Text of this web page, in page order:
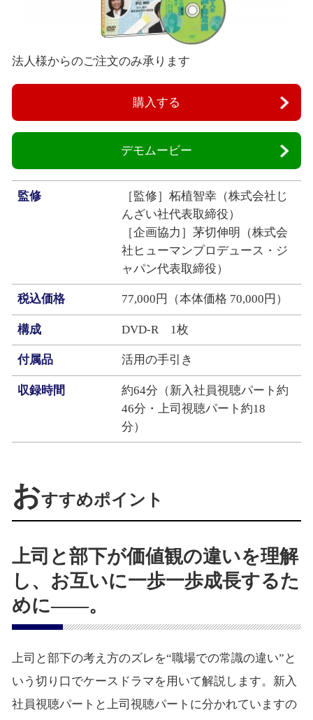
法人様からのご注文のみ承ります
購入する
デモムービー
監修
［監修］柘植智幸（株式会社じ
んざい社代表取締役）
［企画協力］茅切伸明（株式会
社ヒューマンプロデュース・ジ
ャパン代表取締役）
税込価格 77,000円（本体価格 70,000円）
構成 DVD-R 1枚
付属品 活用の手引き
収録時間
約64分（新入社員視聴パート約
46分・上司視聴パート約18
分）
おすすめポイント
上司と部下が価値観の違いを理解
し、お互いに一歩一歩成長するた
めに――。
上司と部下の考え方のズレを“職場での常識の違い”と
いう切り口でケースドラマを用いて解説します。新入
社員視聴パートと上司視聴パートに分かれていますの